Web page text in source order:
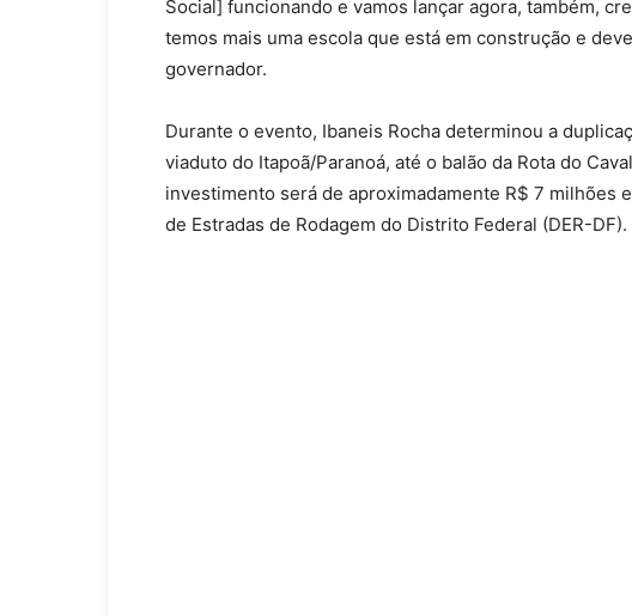
Social] funcionando e vamos lançar agora, também,
temos mais uma escola que está em construção e
governador.
Durante o evento, Ibaneis Rocha determinou a
viaduto do Itapoã/Paranoá, até o balão da Rota do
investimento será de aproximadamente R$ 7 milhões
de Estradas de Rodagem do Distrito Federal (DER-DF).